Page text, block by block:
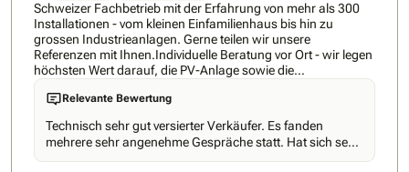
Schweizer Fachbetrieb mit der Erfahrung von mehr als 300
Installationen - vom kleinen Einfamilienhaus bis hin zu
grossen Industrieanlagen. Gerne teilen wir unsere
Referenzen mit Ihnen.Individuelle Beratung vor Ort - wir legen
höchsten Wert darauf, die PV-Anlage sowie die
Wärmepumpe genau auf Ihre Bedürfnisse sowie auf die
Gegebenheiten Vor-Ort anzupassen, damit die Qualität der
Installation optimal ist.Schnelle Umsetzung: Wir können die
Anlage innerhalb von 10-12 Wochen installieren.Qualität: Wir
geben Ihnen eine Montagegarantie von 10 Jahren als
Qualitätsversprechen. Zudem sind wir selbstverständlich
Relevante Bewertung
Technisch sehr gut versierter Verkäufer. Es fanden
mehrere sehr angenehme Gespräche statt. Hat sich sehr
viel Mühe gegeben und auf Spezial-Anforderungen sofort